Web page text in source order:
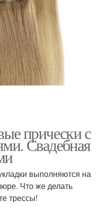
прически с
Свадебная
выполняются на
Что же делать
трессы!